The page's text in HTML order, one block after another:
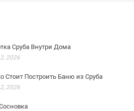
Сруба Внутри Дома
2026
Стоит Построить Баню из Сруба
2026